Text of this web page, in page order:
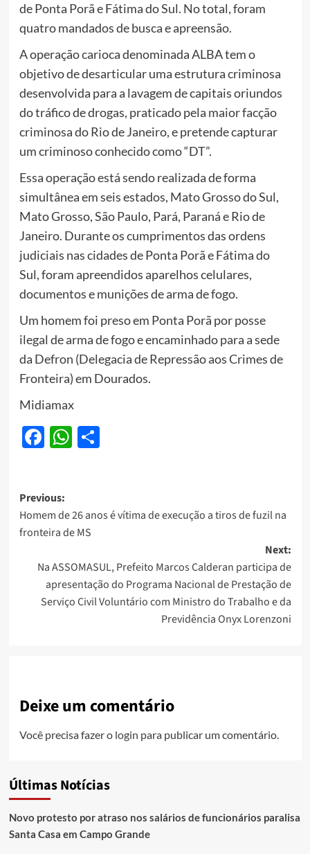
de Ponta Porã e Fátima do Sul. No total, foram
quatro mandados de busca e apreensão.
A operação carioca denominada ALBA tem o
objetivo de desarticular uma estrutura criminosa
desenvolvida para a lavagem de capitais oriundos
do tráfico de drogas, praticado pela maior facção
criminosa do Rio de Janeiro, e pretende capturar
um criminoso conhecido como “DT”.
Essa operação está sendo realizada de forma
simultânea em seis estados, Mato Grosso do Sul,
Mato Grosso, São Paulo, Pará, Paraná e Rio de
Janeiro. Durante os cumprimentos das ordens
judiciais nas cidades de Ponta Porã e Fátima do
Sul, foram apreendidos aparelhos celulares,
documentos e munições de arma de fogo.
Um homem foi preso em Ponta Porã por posse
ilegal de arma de fogo e encaminhado para a sede
da Defron (Delegacia de Repressão aos Crimes de
Fronteira) em Dourados.
Midiamax
Facebook
WhatsApp
Share
Post
navigation
Previous:
Homem de 26 anos é vítima de execução a tiros de fuzil na
fronteira de MS
Next:
Na ASSOMASUL, Prefeito Marcos Calderan participa de
apresentação do Programa Nacional de Prestação de
Serviço Civil Voluntário com Ministro do Trabalho e da
Previdência Onyx Lorenzoni
Deixe um comentário
Você precisa fazer o login para publicar um comentário.
Últimas Notícias
Novo protesto por atraso nos salários de funcionários paralisa
Santa Casa em Campo Grande